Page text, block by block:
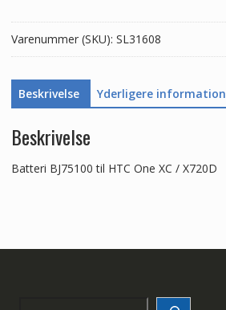
Varenummer (SKU): SL31608
Beskrivelse Yderligere information
Beskrivelse
Batteri BJ75100 til HTC One XC / X720D